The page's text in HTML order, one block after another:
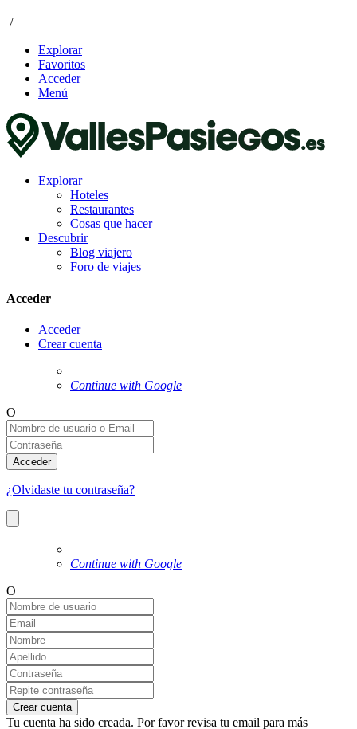
/
Explorar
Favoritos
Acceder
Menú
Explorar
Hoteles
Restaurantes
Cosas que hacer
Descubrir
Blog viajero
Foro de viajes
Acceder
Acceder
Crear cuenta
Continue with Google
O
Acceder
¿Olvidaste tu contraseña?
Continue with Google
O
Crear cuenta
Tu cuenta ha sido creada. Por favor revisa tu email para más